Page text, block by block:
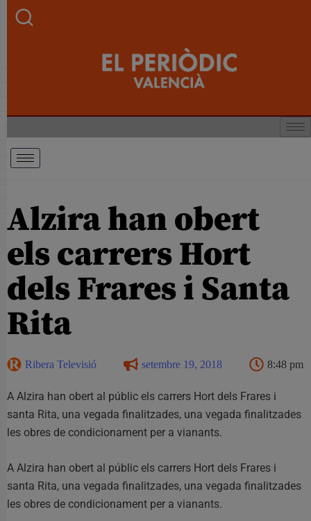
Alzira han obert
els carrers Hort
dels Frares i Santa
Rita
Ribera Televisió setembre 19, 2018 8:48 pm
A Alzira han obert al públic els carrers Hort dels Frares i
santa Rita, una vegada finalitzades, una vegada finalitzades
les obres de condicionament per a vianants.
A Alzira han obert al públic els carrers Hort dels Frares i
santa Rita, una vegada finalitzades, una vegada finalitzades
les obres de condicionament per a vianants.